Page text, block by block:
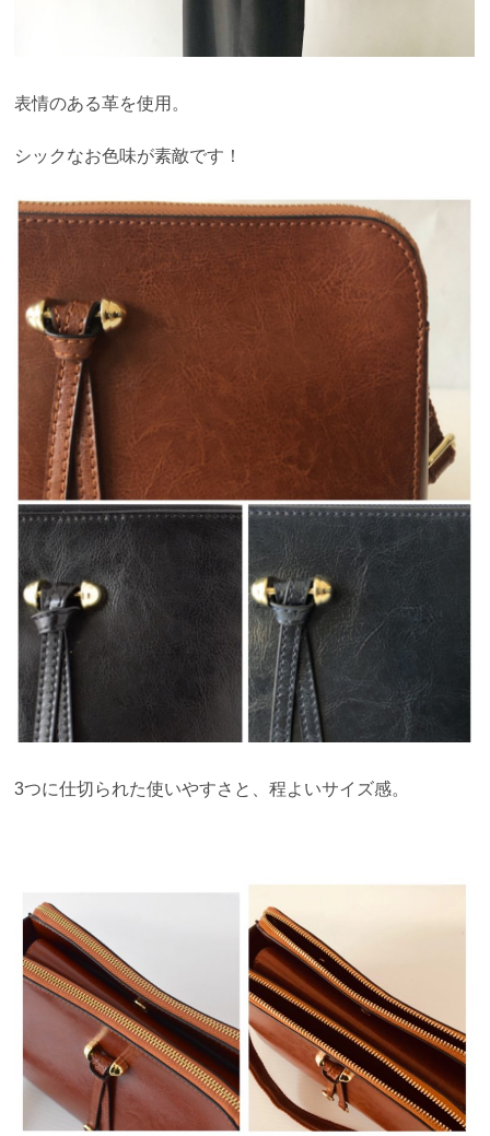
表情のある革を使用。
シックなお色味が素敵です！
3つに仕切られた使いやすさと、程よいサイズ感。